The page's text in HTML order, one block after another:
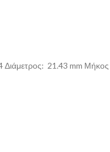
Διάμετρος: 21.43 mm Μήκος